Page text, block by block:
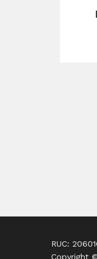
RUC:
Copyright ©